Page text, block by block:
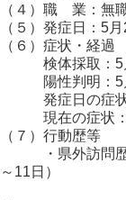
（４）職 業
（５）発症日：5月
（６）症状・経過
検体採取：5
陽性判明：5
発症日の症状
現在の症状：
（７）行動歴等
・県外訪問
～11日）
友人宅